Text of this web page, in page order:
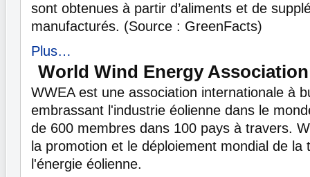
sont obtenues à partir d’aliments et de
manufacturés. (Source : GreenFacts)
Plus…
World Wind Energy Association
WWEA est une association internationale à
embrassant l'industrie éolienne dans le
de 600 membres dans 100 pays à travers.
la promotion et le déploiement mondial de la
l'énergie éolienne.